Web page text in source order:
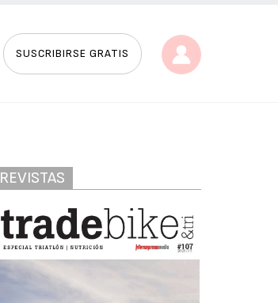
SUSCRIBIRSE GRATIS
REVISTAS